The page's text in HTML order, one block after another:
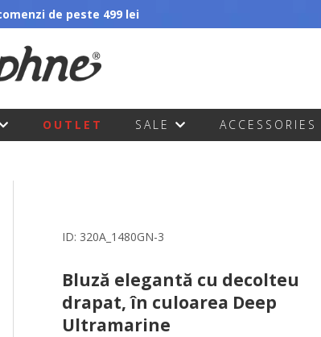
de peste 499 lei
OUTLET SALE ACCESSORIES
ID: 320A_1480GN-3
Bluză elegantă cu decolteu
drapat, în culoarea Deep
Ultramarine